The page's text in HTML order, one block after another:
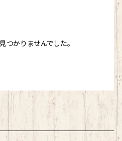
かりませんでした。